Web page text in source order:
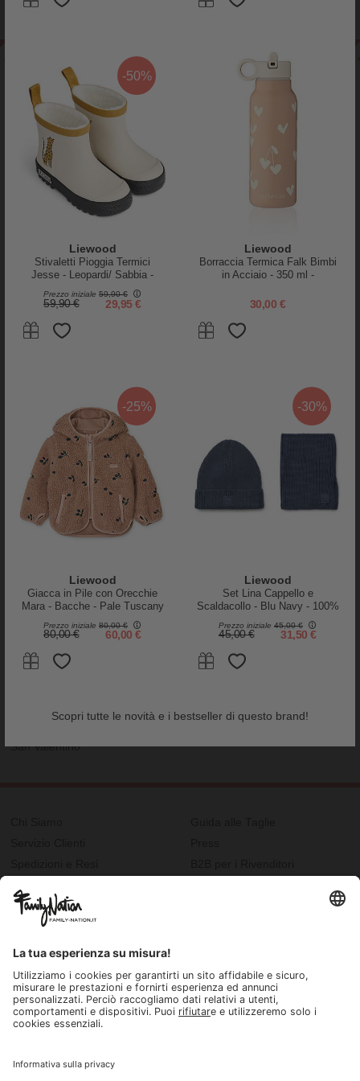
-50%
Liewood
Stivaletti Pioggia Termici
Jesse - Leopardi/ Sabbia -
Gomma Naturale Foderata in
Pelliccia Ecologica
Prezzo iniziale 59,90 €
59,90 € 29,95 €
Liewood
Borraccia Termica Falk Bimbi
in Acciaio - 350 ml -
30,00 €
-25%
Liewood
Giacca in Pile con Orecchie
Mara - Bacche - Pale Tuscany
- 100% Materiale Riciclato
Prezzo iniziale 80,00 €
80,00 € 60,00 €
-30%
Liewood
Set Lina Cappello e
Scaldacollo - Blu Navy - 100%
Prezzo iniziale 45,00 €
45,00 € 31,50 €
Scopri tutte le novità e i bestseller di questo brand!
NEWSLETTER
SUBITO PER TE SCONTI EXTRA E REGALI!
ISCRIVITI
Passeggini Gemellari
Carrozzine e Navicelle
Seggiolini Auto
Riduttori Lettino
Paracolpi
Set Copripiumino
Lenzuola e Federe
Cassettiere
Letti e Culle
Mensole
Sdraiette
Adesivi e Decorazioni
Cuscini Arredo
Accessori Bambole
ALLATTAMENTO E PAPPA
Tazze e Bicchieri
Seggioloni
VARIE
I NOSTRI NEGOZI
FESTA
Abbigliamento da cerimonia
San Valentino
Recupero password?
Lista regalo e nascita